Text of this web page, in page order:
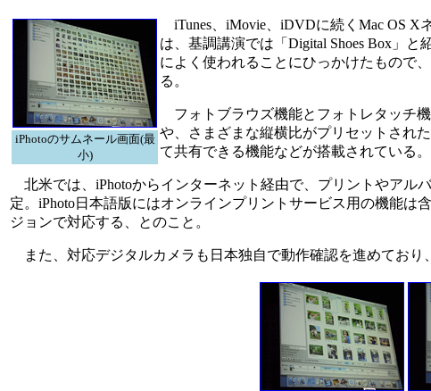
iPhotoのサムネール画面(最
小)
iTunes、iMovie、iDVDに続くMac OS X
は、基調講演では「Digital Shoes Box」
によく使われることにひっかけたもので
る。
フォトブラウズ機能とフォトレタッチ
や、さまざまな縦横比がプリセットされ
て共有できる機能などが搭載されている。
北米では、iPhotoからインターネット経由で、プリントやアル
定。iPhoto日本語版にはオンラインプリントサービス用の機能
ジョンで対応する、とのこと。
また、対応デジタルカメラも日本独自で動作確認を進めており